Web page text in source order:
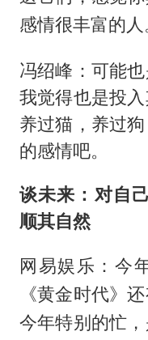
感情很丰富的人
冯绍峰：可能
我觉得也是投
养过猫，养过
的感情吧。
谈未来：对自
顺其自然
网易娱乐：今
《黄金时代》
今年特别的忙